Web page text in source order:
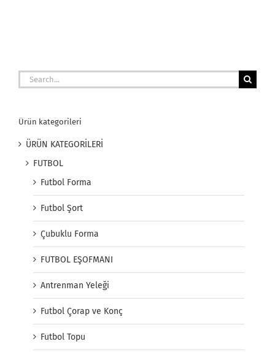
Search
for:
Ürün kategorileri
ÜRÜN KATEGORİLERİ
FUTBOL
Futbol Forma
Futbol Şort
Çubuklu Forma
FUTBOL EŞOFMANI
Antrenman Yeleği
Futbol Çorap ve Konç
Futbol Topu